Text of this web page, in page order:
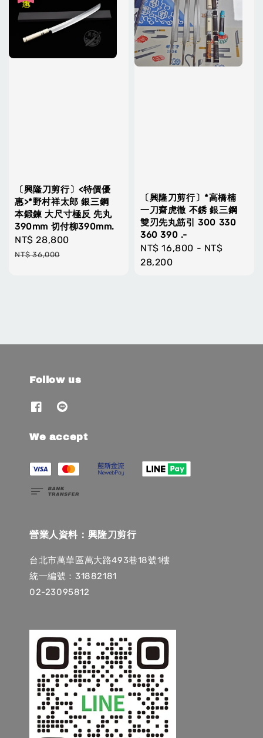
〔興隆刀剪行〕<特價優
惠>*野村祥太郎 銀三鋼
本鍛鍊 大尺寸極反 先丸
390mm 切付柳390mm.
Sale
price
NT$ 28,800
NT$ 36,000
〔興隆刀剪行〕*高橋楠
一刀齋虎徹 不銹 銀三鋼
雙刃先丸筋引 300 330
360 390 .-
Regular
price
NT$ 16,800 - NT$
28,200
Follow us
We accept
營業人資料：興隆刀剪行
台北市萬華區萬大路493巷18號1樓
統一編號：31882181
02-23095812